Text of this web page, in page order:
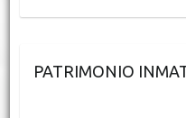
PATRIMONIO